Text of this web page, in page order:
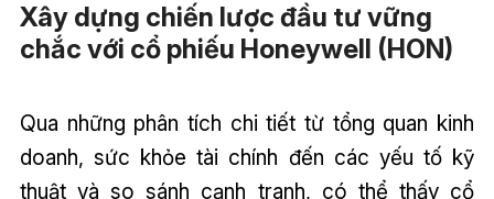
Xây dựng chiến lược đầu tư vững
chắc với cổ phiếu Honeywell (HON)
Qua những phân tích chi tiết từ tổng quan kinh
doanh, sức khỏe tài chính đến các yếu tố kỹ
thuật và so sánh cạnh tranh, có thể thấy cổ